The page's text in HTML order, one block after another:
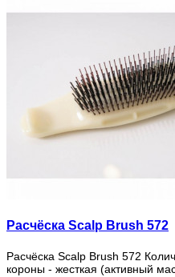
Расчёска Scalp Brush 572
Расчёска Scalp Brush 572
короны - жесткая (активный